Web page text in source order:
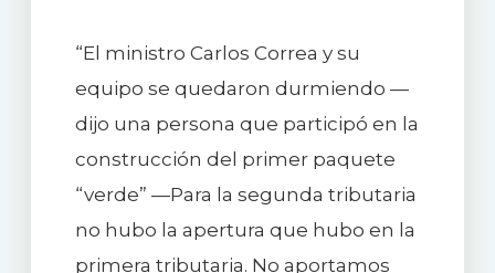
“El ministro Carlos Correa y su
equipo se quedaron durmiendo —
dijo una persona que participó en la
construcción del primer paquete
“verde” —Para la segunda tributaria
no hubo la apertura que hubo en la
primera tributaria. No aportamos